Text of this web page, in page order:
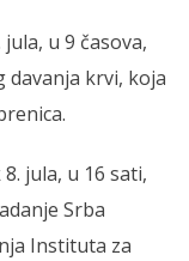
u 9 časova,
krvi, koja
jula, u 16 sati,
Srba
Instituta za